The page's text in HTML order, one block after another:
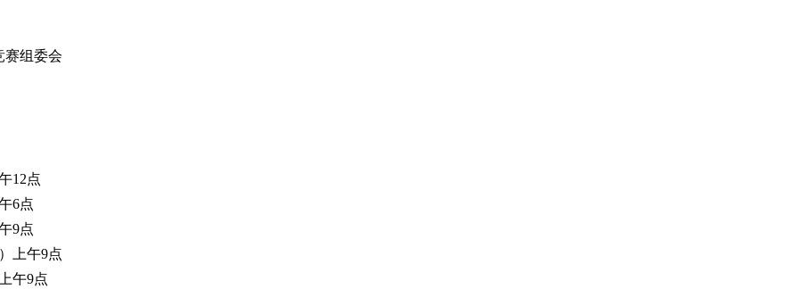
赛组委会
12点
6点
9点
上午9点
午9点